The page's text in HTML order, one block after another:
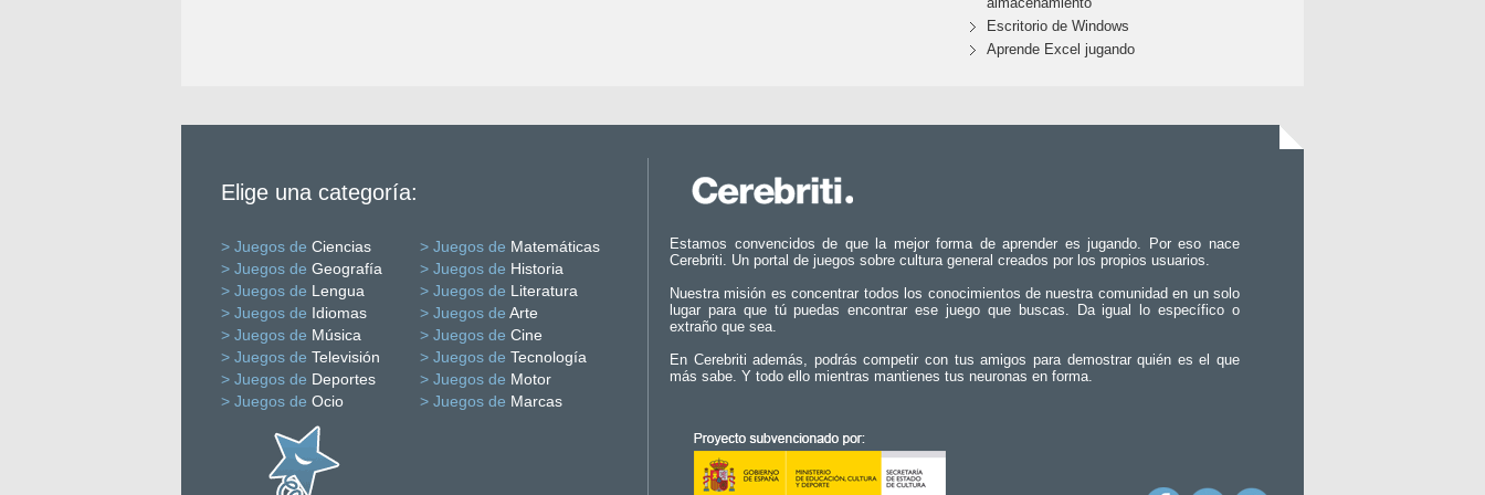
Escritorio de Windows
Aprende Excel jugando
Elige una categoría:
> Juegos de Ciencias > Juegos de Matemáticas
> Juegos de Geografía > Juegos de Historia
> Juegos de Lengua > Juegos de Literatura
> Juegos de Idiomas > Juegos de Arte
> Juegos de Música > Juegos de Cine
> Juegos de Televisión > Juegos de Tecnología
> Juegos de Deportes > Juegos de Motor
> Juegos de Ocio > Juegos de Marcas
Estamos convencidos de que la mejor forma de aprender es jugando. Por eso nace
Cerebriti. Un portal de juegos sobre cultura general creados por los propios usuarios.
Nuestra misión es concentrar todos los conocimientos de nuestra comunidad en un solo
lugar para que tú puedas encontrar ese juego que buscas. Da igual lo específico o
extraño que sea.
En Cerebriti además, podrás competir con tus amigos para demostrar quién es el que
más sabe. Y todo ello mientras mantienes tus neuronas en forma.